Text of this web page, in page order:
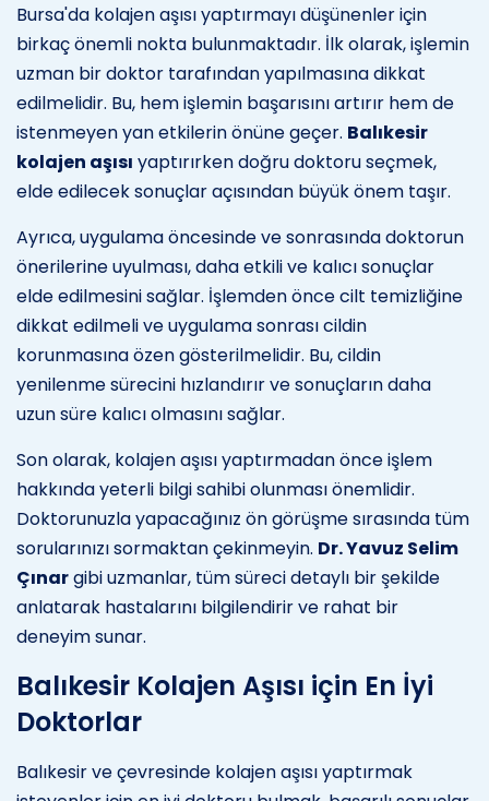
Bursa'da kolajen aşısı yaptırmayı düşünenler için
birkaç önemli nokta bulunmaktadır. İlk olarak, işlemin
uzman bir doktor tarafından yapılmasına dikkat
edilmelidir. Bu, hem işlemin başarısını artırır hem de
istenmeyen yan etkilerin önüne geçer. Balıkesir
kolajen aşısı yaptırırken doğru doktoru seçmek,
elde edilecek sonuçlar açısından büyük önem taşır.
Ayrıca, uygulama öncesinde ve sonrasında doktorun
önerilerine uyulması, daha etkili ve kalıcı sonuçlar
elde edilmesini sağlar. İşlemden önce cilt temizliğine
dikkat edilmeli ve uygulama sonrası cildin
korunmasına özen gösterilmelidir. Bu, cildin
yenilenme sürecini hızlandırır ve sonuçların daha
uzun süre kalıcı olmasını sağlar.
Son olarak, kolajen aşısı yaptırmadan önce işlem
hakkında yeterli bilgi sahibi olunması önemlidir.
Doktorunuzla yapacağınız ön görüşme sırasında tüm
sorularınızı sormaktan çekinmeyin. Dr. Yavuz Selim
Çınargibi uzmanlar, tüm süreci detaylı bir şekilde
anlatarak hastalarını bilgilendirir ve rahat bir
deneyim sunar.
Balıkesir Kolajen Aşısı için En İyi
Doktorlar
Balıkesir ve çevresinde kolajen aşısı yaptırmak